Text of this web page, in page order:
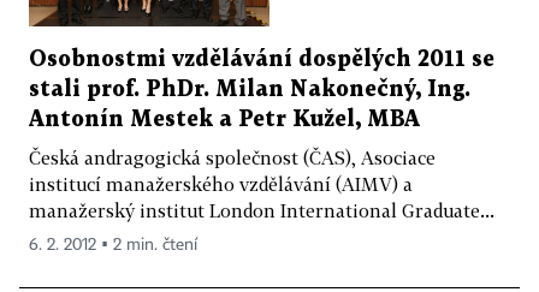
Osobnostmi vzdělávání dospělých 2011 se
stali prof. PhDr. Milan Nakonečný, Ing.
Antonín Mestek a Petr Kužel, MBA
Česká andragogická společnost (ČAS), Asociace
institucí manažerského vzdělávání (AIMV) a
manažerský institut London International Graduate...
6. 2. 2012 ▪ 2 min. čtení